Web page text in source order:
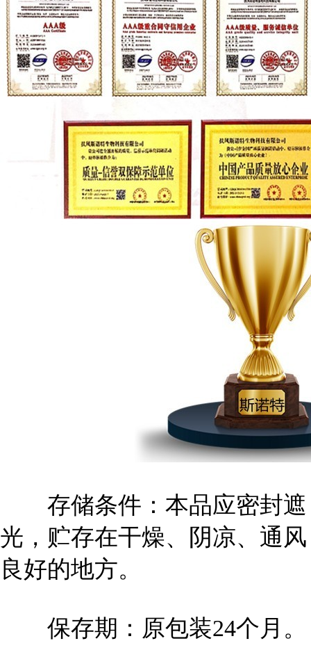
存储条件：本品应密封遮
光，贮存在干燥、阴凉、通风
良好的地方。
保存期：原包装24个月。